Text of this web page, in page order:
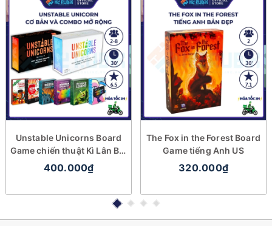
Unstable Unicorns Board
Game chiến thuật Kì Lân Bất
Ổn
400.000₫
The Fox in the Forest Board
Game tiếng Anh US
320.000₫